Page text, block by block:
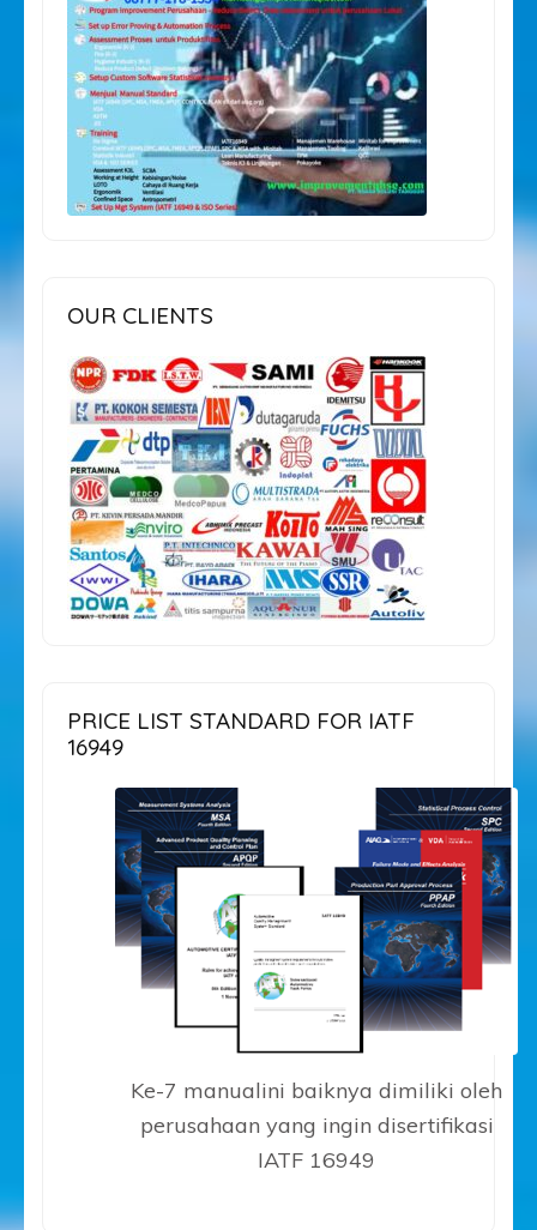
OUR CLIENTS
PRICE LIST STANDARD FOR IATF
16949
Ke-7 manualini baiknya dimiliki oleh
perusahaan yang ingin disertifikasi
IATF 16949